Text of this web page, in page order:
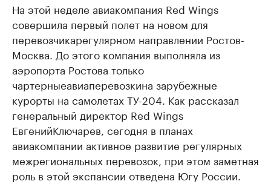
На этой неделе авиакомпания Red Wings
совершила первый полет на новом для
перевозчикарегулярном направлении Ростов-
Москва. До этого компания выполняла из
аэропорта Ростова только
чартерныеавиаперевозкина зарубежные
курорты на самолетах ТУ-204. Как рассказал
генеральный директор Red Wings
ЕвгенийКлючарев, сегодня в планах
авиакомпании активное развитие регулярных
межрегиональных перевозок, при этом заметная
роль в этой экспансии отведена Югу России.